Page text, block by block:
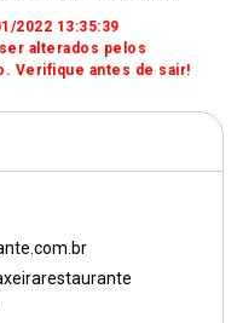
2022 13:35:39
alterados pelos
Verifique antes de sair!